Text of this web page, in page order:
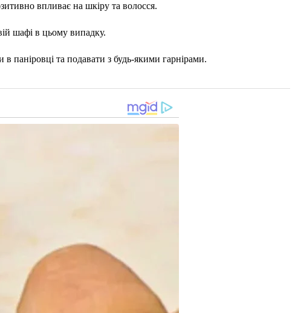
впливає на шкіру та волосся.
шафі в цьому випадку.
та подавати з будь-якими гарнірами.